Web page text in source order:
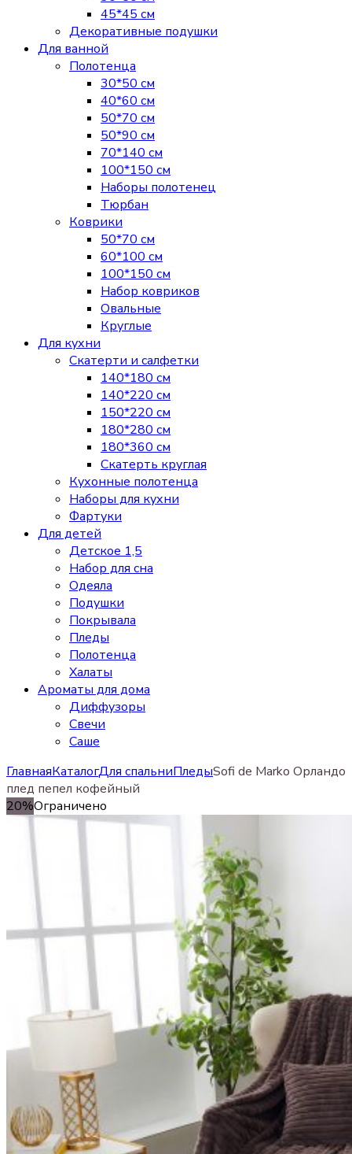
45*45 см
Декоративные подушки
Для ванной
Полотенца
30*50 см
40*60 см
50*70 см
50*90 см
70*140 см
100*150 см
Наборы полотенец
Тюрбан
Коврики
50*70 см
60*100 см
100*150 см
Набор ковриков
Овальные
Круглые
Для кухни
Скатерти и салфетки
140*180 см
140*220 см
150*220 см
180*280 см
180*360 см
Скатерть круглая
Кухонные полотенца
Наборы для кухни
Фартуки
Для детей
Детское 1,5
Набор для сна
Одеяла
Подушки
Покрывала
Пледы
Полотенца
Халаты
Ароматы для дома
Диффузоры
Свечи
Cаше
ГлавнаяКаталогДля спальниПледыSofi de Marko Орландо
плед пепел кофейный
20%Ограничено